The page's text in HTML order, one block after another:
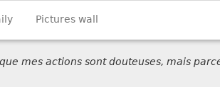
Pictures wall
mes actions sont douteuses, mais